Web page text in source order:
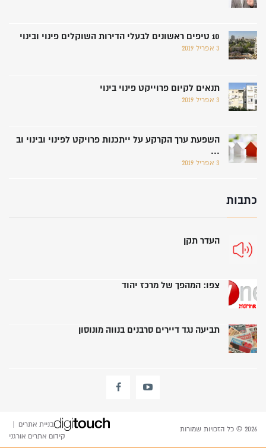
10 טיפים ראשונים לבעלי הדירות השוקלים פינוי ובינוי
3 אפריל 2019
תנאים לקיום פרוייקט פינוי בינוי
3 אפריל 2019
השפעת ערך הקרקע על ייתכנות פרויקט לפינוי ובינוי וב
...
3 אפריל 2019
כתבות
העדר תקן
צפו: המהפך של מרכז יהוד
תביעה נגד דיירים סרבנים בנווה מונוסון
2026 © כל הזכויות שמורות בניית אתרים
קידום אתרים אורגני